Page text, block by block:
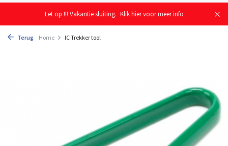
Let op !!! Vakantie sluiting. Klik hier voor meer info
Terug Home IC Trekker tool